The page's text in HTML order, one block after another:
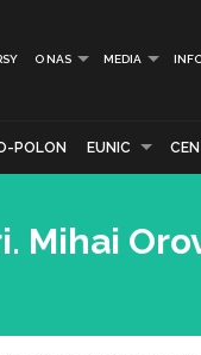
O NAS MEDIA
POLON EUNIC
Mihai